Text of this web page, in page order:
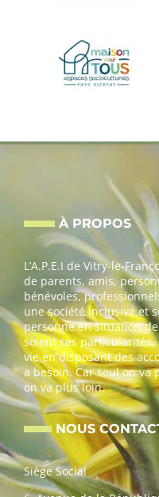
À PROPOS
L’A.P.E.I de Vitry-le-
de parents, amis,
bénévoles,
une société inclusive et
personne en situation
soient ses
vie en disposant des
a besoin. Car seul on va
on va plus loin.
NOUS
Siège Social